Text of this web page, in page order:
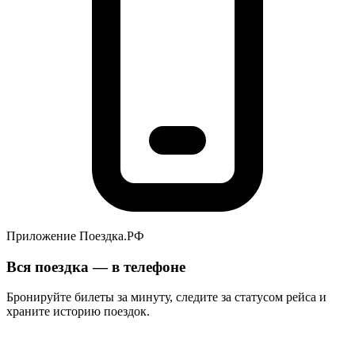
Приложение Поездка.РФ
Вся поездка — в телефоне
Бронируйте билеты за минуту, следите за статусом рейса и
храните историю поездок.